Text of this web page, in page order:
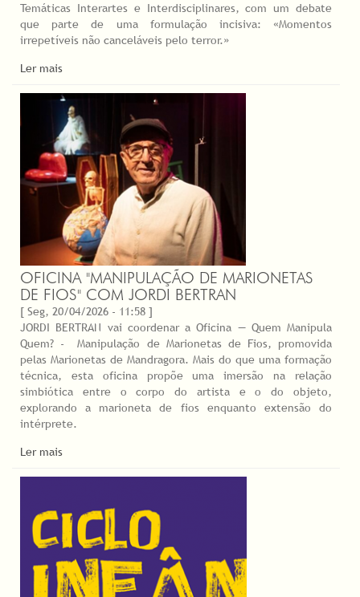
Temáticas Interartes e Interdisciplinares, com um debate
que parte de uma formulação incisiva: «Momentos
irrepetíveis não canceláveis pelo terror.»
Ler mais
OFICINA "MANIPULAÇÃO DE MARIONETAS
DE FIOS" COM JORDI BERTRAN
[ Seg, 20/04/2026 - 11:58 ]
JORDI BERTRAN vai coordenar a Oficina — Quem Manipula
Quem? - Manipulação de Marionetas de Fios, promovida
pelas Marionetas de Mandragora. Mais do que uma formação
técnica, esta oficina propõe uma imersão na relação
simbiótica entre o corpo do artista e o do objeto,
explorando a marioneta de fios enquanto extensão do
intérprete.
Ler mais